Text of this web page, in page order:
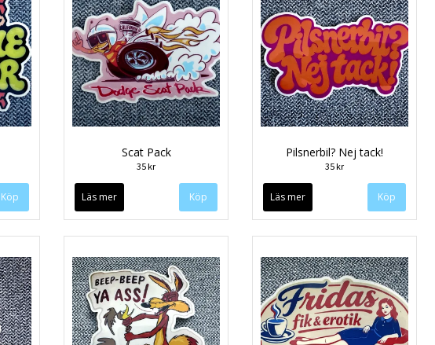
Scat Pack
35 kr
Läs mer
Pilsnerbil? Nej tack!
35 kr
Läs mer